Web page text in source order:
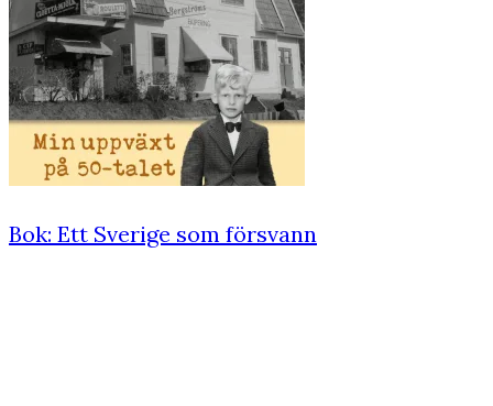
Bok: Ett Sverige som försvann